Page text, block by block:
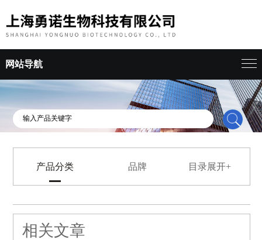
网站导航
产品分类 品牌 目录展开+
相关文章